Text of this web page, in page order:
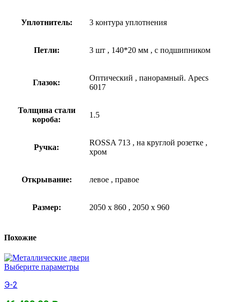
Уплотнитель: 3 контура уплотнения
Петли: 3 шт , 140*20 мм , с подшипником
Глазок:
Оптический , панорамный. Apecs
6017
Толщина стали
короба:
1.5
Ручка:
ROSSA 713 , на круглой розетке ,
хром
Открывание: левое , правое
Размер: 2050 х 860 , 2050 х 960
Похожие
Выберите параметры
Э-2